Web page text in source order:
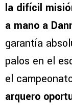
la difícil
a mano a
garantía
palos en el
el
arquero